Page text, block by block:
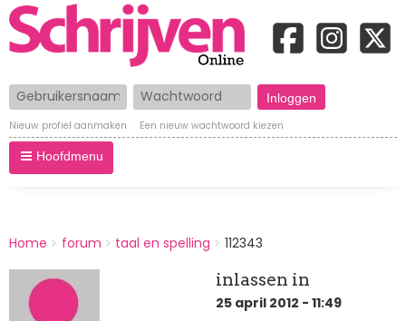
Gebruikersnaam Wachtwoord
Nieuw profiel aanmaken Een nieuw wachtwoord kiezen
Hoofdmenu
BREADCRUMBS
You
here:
Home forum taal en spelling 112343
inlassen in
25 april 2012 - 11:49